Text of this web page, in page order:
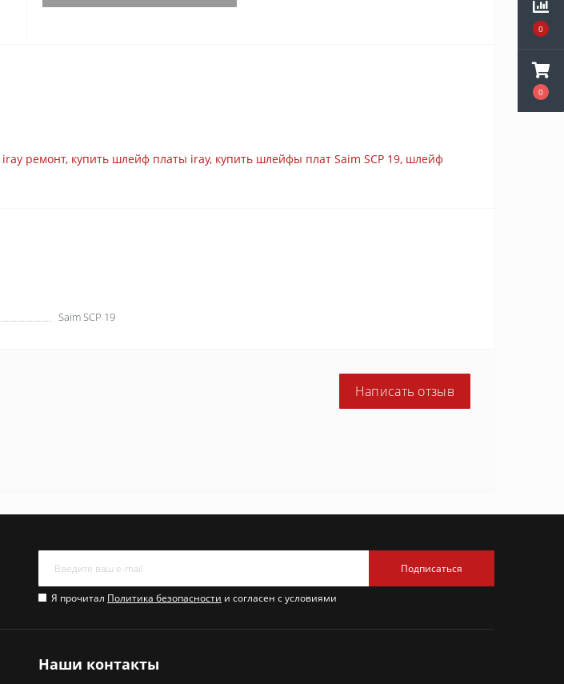
0
0
iray ремонт, купить шлейф платы iray, купить шлейфы плат Saim SCP 19, шлейф
Saim SCP 19
Написать отзыв
Подписаться
Я прочитал Политика безопасности и согласен с условиями
Наши контакты